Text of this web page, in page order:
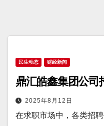
民生动态 财经新闻
鼎汇皓鑫集团公司
2025年8月12日
在求职市场中，各类招